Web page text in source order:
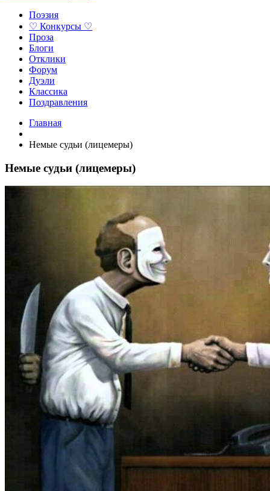
Поэзия
♡ Конкурсы ♡
Проза
Блоги
Отклики
Форум
Дуэли
Классика
Поздравления
Главная
Немые судьи (лицемеры)
Немые судьи (лицемеры)